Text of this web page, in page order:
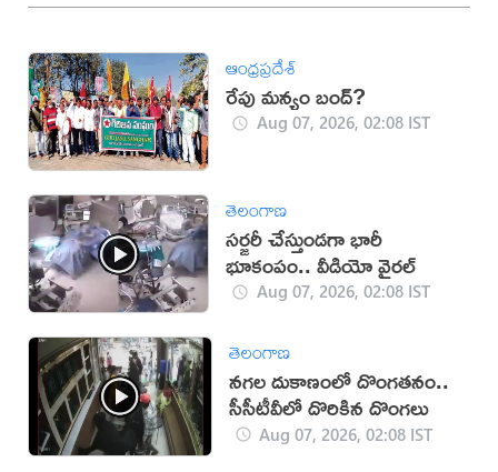
ఆంధ్రప్రదేశ్
రేపు మన్యం బంద్‌?
Aug 07, 2026, 02:08 IST
తెలంగాణ
సర్జరీ చేస్తుండగా భారీ
భూకంపం.. వీడియో వైరల్
Aug 07, 2026, 02:08 IST
తెలంగాణ
నగల దుకాణంలో దొంగతనం..
సీసీటీవీలో దొరికిన దొంగలు
Aug 07, 2026, 02:08 IST